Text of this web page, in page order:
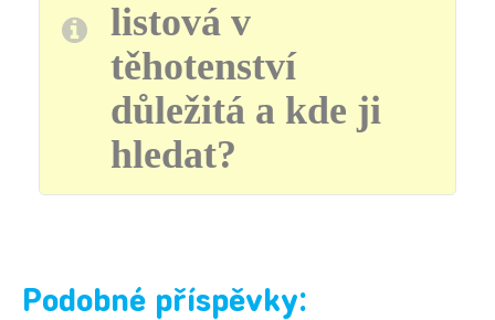
listová v
těhotenství
důležitá a kde ji
hledat?
Podobné příspěvky: